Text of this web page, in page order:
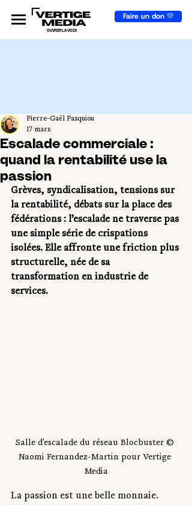
Faire un don 💛
OUVRIR LA VOIX
Escalade commerciale :
quand la rentabilité use la
passion
Pierre-Gaël Pasquiou
17 mars
Grèves, syndicalisation, tensions sur
la rentabilité, débats sur la place des
fédérations : l’escalade ne traverse pas
une simple série de crispations
isolées. Elle affronte une friction plus
structurelle, née de sa
transformation en industrie de
services.
Salle d'escalade du réseau Blocbuster ©
Naomi Fernandez-Martin pour Vertige
Media
La passion est une belle monnaie.